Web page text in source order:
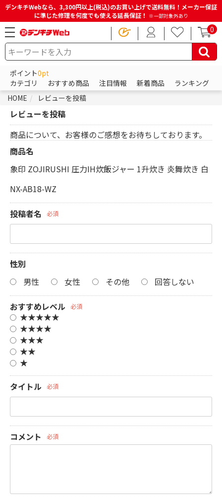
デンキチWebなら、3,300円以上(税込)のお買い上げで送料無料！メーカー保証
に準じた修理を何度でも使える延長保証！ ※一部対象外あり
0
ポイント0pt
カテゴリ
おすすめ商品 注目情報 新着商品
ランキング
HOME
レビューを投稿
レビューを投稿
商品について、お客様のご感想をお待ちしております。
商品名
象印 ZOJIRUSHI 圧力IH炊飯ジャー 1升炊き 炎舞炊き 白
NX-AB18-WZ
投稿者名 必須
性別
男性
女性 その他 回答しない
おすすめレベル 必須
★★★★★
★★★★
★★★
★★
★
タイトル
必須
コメント 必須